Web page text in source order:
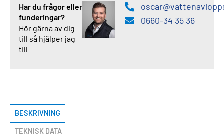
Har du frågor eller
funderingar?
Hör gärna av dig
till så hjälper jag
till
0660-34 35 36
BESKRIVNING
TEKNISK DATA